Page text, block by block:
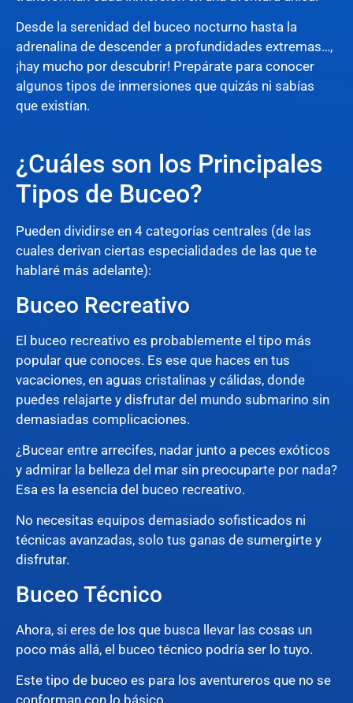
Desde la serenidad del buceo nocturno hasta la
adrenalina de descender a profundidades extremas…,
¡hay mucho por descubrir! Prepárate para conocer
algunos tipos de inmersiones que quizás ni sabías
que existían.
¿Cuáles son los Principales
Tipos de Buceo?
Pueden dividirse en 4 categorías centrales (de las
cuales derivan ciertas especialidades de las que te
hablaré más adelante):
Buceo Recreativo
El buceo recreativo es probablemente el tipo más
popular que conoces. Es ese que haces en tus
vacaciones, en aguas cristalinas y cálidas, donde
puedes relajarte y disfrutar del mundo submarino sin
demasiadas complicaciones.
¿Bucear entre arrecifes, nadar junto a peces exóticos
y admirar la belleza del mar sin preocuparte por nada?
Esa es la esencia del buceo recreativo.
No necesitas equipos demasiado sofisticados ni
técnicas avanzadas, solo tus ganas de sumergirte y
disfrutar.
Buceo Técnico
Ahora, si eres de los que busca llevar las cosas un
poco más allá, el buceo técnico podría ser lo tuyo.
Este tipo de buceo es para los aventureros que no se